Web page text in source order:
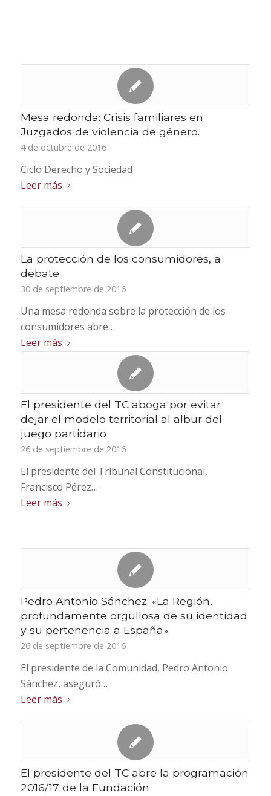
Mesa redonda: Crisis familiares en
Juzgados de violencia de género.
4 de octubre de 2016
Ciclo Derecho y Sociedad
Leer más
La protección de los consumidores, a
debate
30 de septiembre de 2016
Una mesa redonda sobre la protección de los
consumidores abre…
Leer más
El presidente del TC aboga por evitar
dejar el modelo territorial al albur del
juego partidario
26 de septiembre de 2016
El presidente del Tribunal Constitucional,
Francisco Pérez…
Leer más
Pedro Antonio Sánchez: «La Región,
profundamente orgullosa de su identidad
y su pertenencia a España»
26 de septiembre de 2016
El presidente de la Comunidad, Pedro Antonio
Sánchez, aseguró…
Leer más
El presidente del TC abre la programación
2016/17 de la Fundación